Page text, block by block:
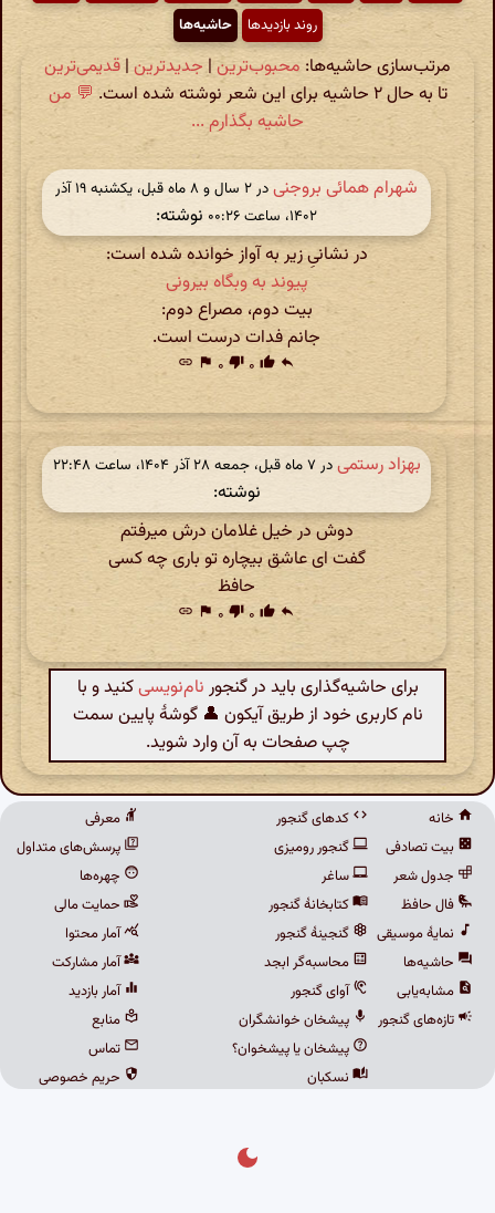
روند بازدیدها
حاشیه‌ها
مرتب‌سازی حاشیه‌ها: محبوب‌ترین |جدیدترین |قدیمی‌ترین
تا به حال ۲ حاشیه برای این شعر نوشته شده است.
💬 من
حاشیه بگذارم ...
شهرام همائی بروجنی
در ‫۲ سال و ۸ ماه قبل، یکشنبه ۱۹ آذر
۱۴۰۲، ساعت ۰۰:۲۶
نوشته:
در نشانیِ زیر به آواز خوانده شده است:
پیوند به وبگاه بیرونی
بیت دوم، مصراع دوم:
جانم فدات درست است.
reply
thumb_up ۰ thumb_down ۰ flag
link
بهزاد رستمی در ‫۷ ماه قبل، جمعه ۲۸ آذر ۱۴۰۴، ساعت ۲۲:۴۸
نوشته:
دوش در خیل غلامان درش میرفتم
گفت ای عاشق بیچاره تو باری چه کسی
حافظ
reply
thumb_up ۰ thumb_down ۰ flag
link
برای حاشیه‌گذاری باید در گنجور نام‌نویسیکنید و با
نام کاربری خود از طریق آیکون 👤 گوشهٔ پایین سمت
چپ صفحات به آن وارد شوید.
خانه
بیت تصادفی
جدول شعر
فال حافظ
نمایهٔ موسیقی
حاشیه‌ها
مشابه‌یابی
تازه‌های گنجور
کدهای گنجور
گنجور رومیزی
ساغر
کتابخانهٔ گنجور
گنجینهٔ گنجور
محاسبه‌گر ابجد
آوای گنجور
پیشخان خوانشگران
پیشخان یا پیشخوان؟
نسکبان
معرفی
پرسش‌های متداول
چهره‌ها
حمایت مالی
آمار محتوا
آمار مشارکت
آمار بازدید
منابع
تماس
حریم خصوصی